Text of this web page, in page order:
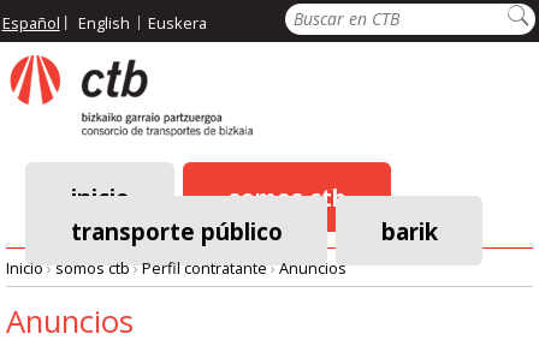
Pasar
al
contenido
principal
Buscar
Español English Euskera
Menú
principal
inicio
somos ctb
transporte público
barik
Ruta
Inicio›somos ctb›Perfil contratante›Anuncios
Anuncios